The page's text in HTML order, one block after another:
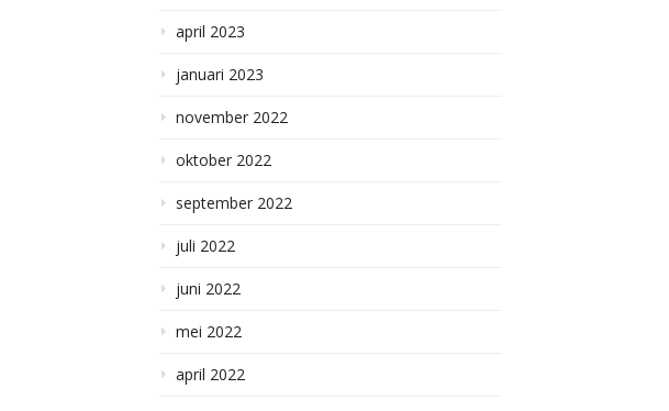
april 2023
januari 2023
november 2022
oktober 2022
september 2022
juli 2022
juni 2022
mei 2022
april 2022